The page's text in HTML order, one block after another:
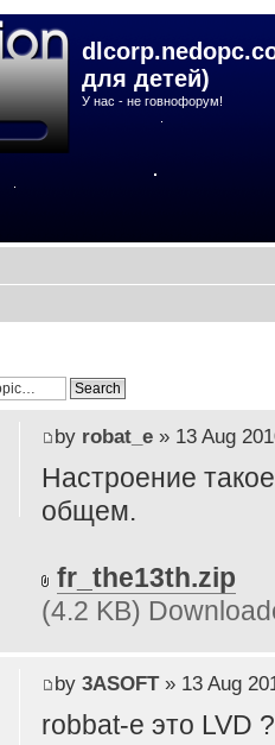
для детей)
У нас - не говнофорум!
by robat_e» 13 Aug
Настроение
общем.
fr_the13th.zip
(4.2 KB)
by 3ASOFT» 13 Aug
robbat-e это LVD ?